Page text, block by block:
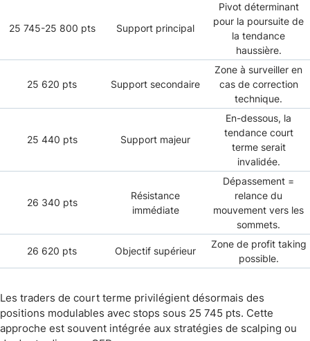
25 745-25 800 pts Support principal
Pivot déterminant
pour la poursuite de
la tendance
haussière.
25 620 pts Support secondaire
Zone à surveiller en
cas de correction
technique.
25 440 pts Support majeur
En-dessous, la
tendance court
terme serait
invalidée.
26 340 pts
Résistance
immédiate
Dépassement =
relance du
mouvement vers les
sommets.
26 620 pts Objectif supérieur
Zone de profit taking
possible.
Les traders de court terme privilégient désormais des
positions modulables avec stops sous 25 745 pts. Cette
approche est souvent intégrée aux stratégies de scalping ou